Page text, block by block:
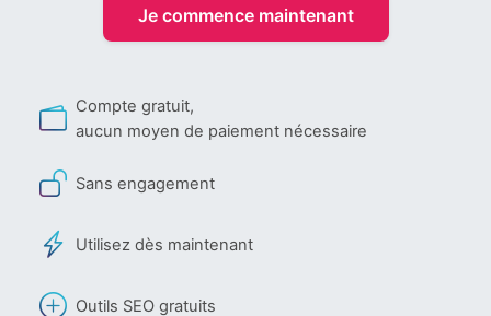
Je commence maintenant
Compte gratuit,
aucun moyen de paiement nécessaire
Sans engagement
Utilisez dès maintenant
Outils SEO gratuits